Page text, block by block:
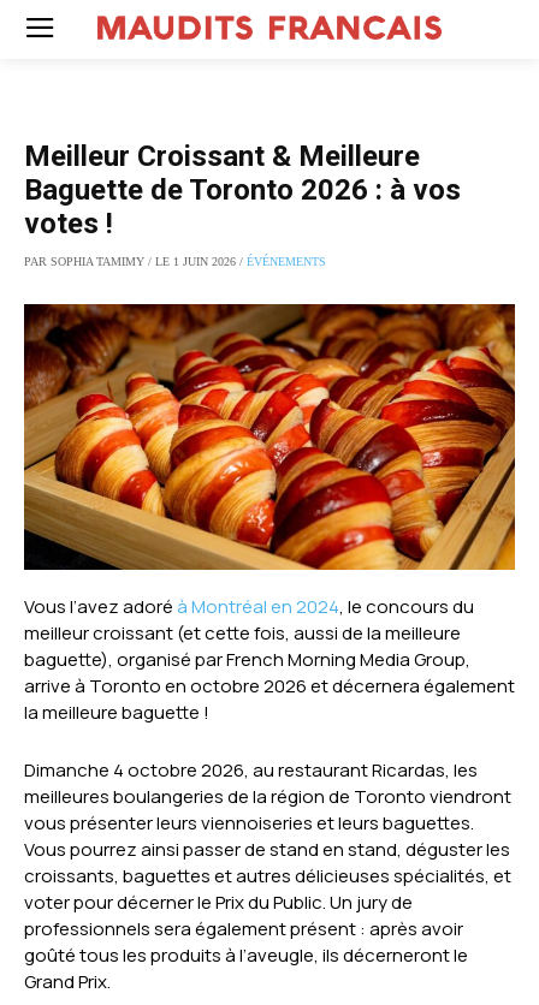
Meilleur Croissant & Meilleure
Baguette de Toronto 2026 : à vos
votes !
PAR SOPHIA TAMIMY / LE 1 JUIN 2026 / ÉVÉNEMENTS
Vous l’avez adoré à Montréal en 2024, le concours du
meilleur croissant (et cette fois, aussi de la meilleure
baguette), organisé par French Morning Media Group,
arrive à Toronto en octobre 2026 et décernera également
la meilleure baguette !
Dimanche 4 octobre 2026, au restaurant Ricardas, les
meilleures boulangeries de la région de Toronto viendront
vous présenter leurs viennoiseries et leurs baguettes.
Vous pourrez ainsi passer de stand en stand, déguster les
croissants, baguettes et autres délicieuses spécialités, et
voter pour décerner le Prix du Public. Un jury de
professionnels sera également présent : après avoir
goûté tous les produits à l’aveugle, ils décerneront le
Grand Prix.